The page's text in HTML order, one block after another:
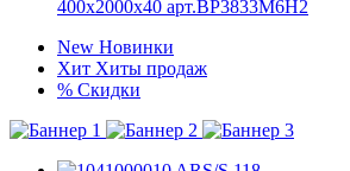
400x2000x40 арт.BP3833M6H2
New Новинки
Хит Хиты продаж
% Скидки